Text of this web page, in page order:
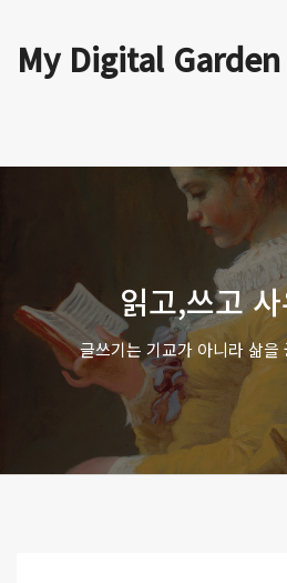
My Digital Garden
읽고,쓰고
글쓰기는 기교가 아니라 삶을